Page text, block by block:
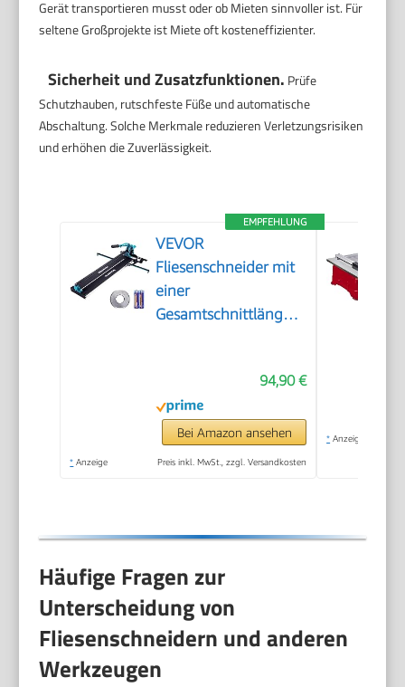
Gerät transportieren musst oder ob Mieten sinnvoller ist. Für
seltene Großprojekte ist Miete oft kosteneffizienter.
Sicherheit und Zusatzfunktionen. Prüfe
Schutzhauben, rutschfeste Füße und automatische
Abschaltung. Solche Merkmale reduzieren Verletzungsrisiken
und erhöhen die Zuverlässigkeit.
EMPFEHLUNG
VEVOR
Fliesenschneider mit
einer
Gesamtschnittlänge
15mm Mindest.
Schnittbreite 25mm
Fliesenschneidmaschine
inkl. Extra Schneidrad
94,90 €
Bei Amazon ansehen
* Anzeige Preis inkl. MwSt., zzgl. Versandkosten
* Anzeige
Häufige Fragen zur
Unterscheidung von
Fliesenschneidern und anderen
Werkzeugen